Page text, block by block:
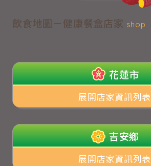
飲食地圖－健康餐盒店家 shop
花蓮市
展開店家資訊列表
吉安鄉
展開店家資訊列表